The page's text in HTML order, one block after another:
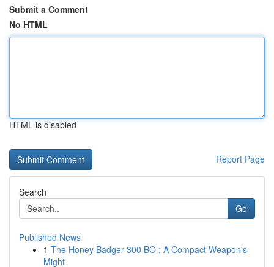
Submit a Comment
No HTML
HTML is disabled
Report Page
Search
Go
Published News
1 The Honey Badger 300 BO : A Compact Weapon's
Might